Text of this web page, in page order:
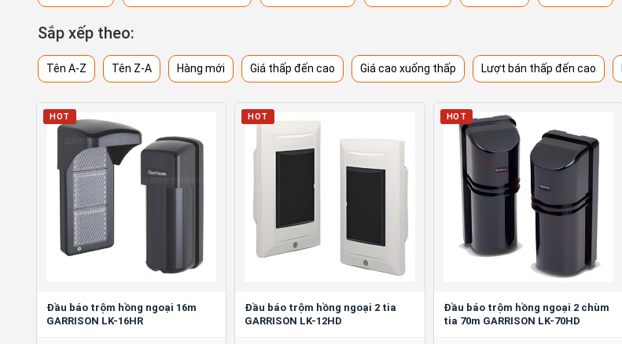
Sắp xếp theo:
Tên A-Z Tên Z-A Hàng mới Giá thấp đến cao Giá cao xuống thấp Lượt bán thấp đến cao
HOT
Đầu báo trộm hồng ngoại 16m
GARRISON LK-16HR
HOT
Đầu báo trộm hồng ngoại 2 tia
GARRISON LK-12HD
HOT
Đầu báo trộm hồng ngoại 2 chùm
tia 70m GARRISON LK-70HD